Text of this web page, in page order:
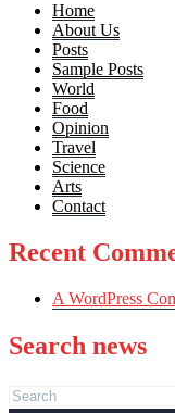
Home
About Us
Posts
Sample Posts
World
Food
Opinion
Travel
Science
Arts
Contact
Recent
A WordPress
Search news